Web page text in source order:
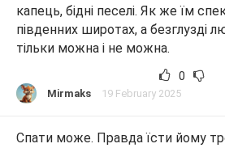
капець, бідні песелі. Як же їм
південних широтах, а безглузді
тільки можна і не можна.
0
Mirmaks 19 February 2025
Спати може. Правда їсти йому